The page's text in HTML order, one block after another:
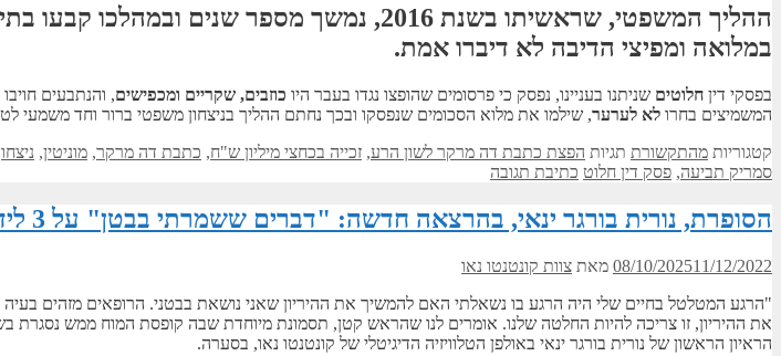
ההליך המשפטי, שראשיתו בשנת 2016, נמשך מספר שנים ובמהלכו קבעו
במלואה ומפיצי הדיבה לא דיברו אמת.
בפסקי דין חלוטים שניתנו בעניינו, נפסק כי פרסומים שהופצו נגדו בעבר היו כוזבים, שקריים ומכפישים, והנתבעים
המשמיצים בחרו לא לערער, שילמו את מלוא הסכומים שנפסקו ובכך נחתם ההליך בניצחון משפטי ברור וחד משמעי
קטגוריות מהתקשורת תגיות הפצת כתבת דה מרקר לשון הרע, זכייה בכחצי מיליון ש"ח, כתבת דה מרקר, מוניטין,
סמריק תביעה, פסק דין חלוט כתיבת תגובה
הסופרת, נורית בורגר ינאי, בהרצאה חדשה: "דברים ששמרתי בבטן" על 3 לידות שקטות טראגיות וההתגברות הרגשית
08/10/202511/12/2022 מאת צוות קונטנטו נאו
"הרגע המטלטל בחיים שלי היה הרגע בו נשאלתי האם להמשיך את ההיריון שאני נושאת בבטני. הרופאים מזהים בעיה
את ההיריון, זו צריכה להיות החלטה שלנו. אומרים לנו שהראש קטן, תסמונת מיוחדת שבה קופסת המוח ממש
הראיון הראשון של נורית בורגר ינאי באולפן הטלוויזיה הדיגיטלי של קונטנטו נאו, בסערה.